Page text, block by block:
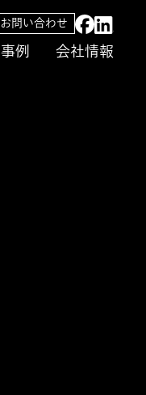
事例 会社情報
お問い合わせ